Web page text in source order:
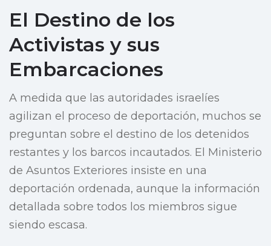
El Destino de los
Activistas y sus
Embarcaciones
A medida que las autoridades israelíes
agilizan el proceso de deportación, muchos se
preguntan sobre el destino de los detenidos
restantes y los barcos incautados. El Ministerio
de Asuntos Exteriores insiste en una
deportación ordenada, aunque la información
detallada sobre todos los miembros sigue
siendo escasa.